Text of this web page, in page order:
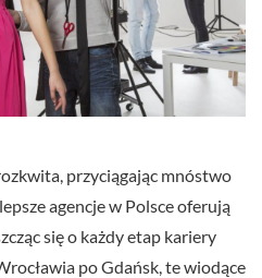
przyciągając mnóstwo
agencje w Polsce oferują
się o każdy etap kariery
po Gdańsk, te wiodące